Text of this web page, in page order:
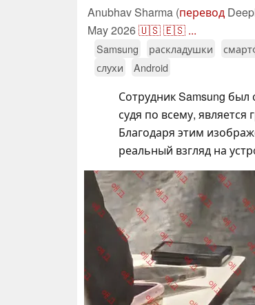
Anubhav Sharma (перевод
May 2026🇺🇸🇪🇸 ...
Samsung раскладушки
слухи
Android
Сотрудник Samsung
судя по всему,
Благодаря этим
реальный взгляд на